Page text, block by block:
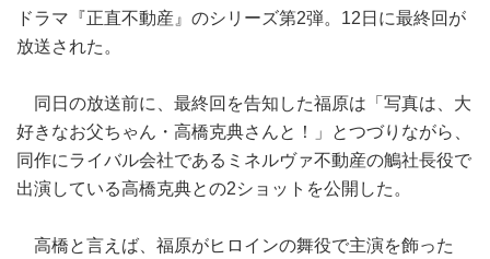
ドラマ『正直不動産』のシリーズ第2弾。12日に最終回が
放送された。
同日の放送前に、最終回を告知した福原は「写真は、大
好きなお父ちゃん・高橋克典さんと！」とつづりながら、
同作にライバル会社であるミネルヴァ不動産の鵤社長役で
出演している高橋克典との2ショットを公開した。
高橋と言えば、福原がヒロインの舞役で主演を飾った